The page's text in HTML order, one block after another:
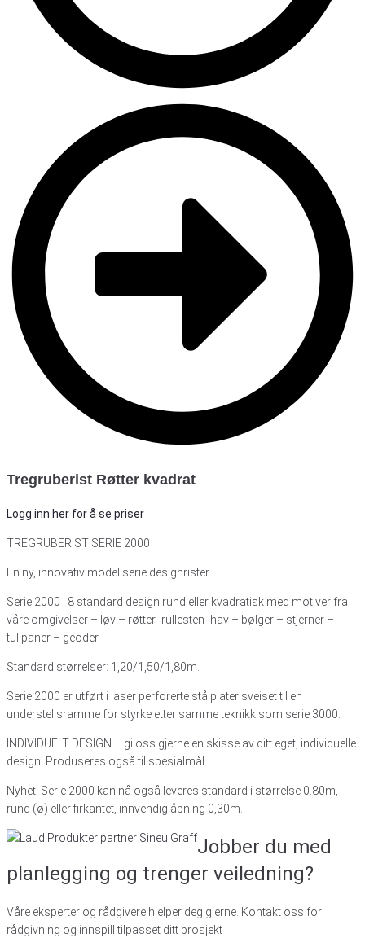
Tregruberist Røtter kvadrat
Logg inn her for å se priser
TREGRUBERIST SERIE 2000
En ny, innovativ modellserie designrister.
Serie 2000 i 8 standard design rund eller kvadratisk med motiver fra
våre omgivelser – løv – røtter -rullesten -hav – bølger – stjerner –
tulipaner – geoder.
Standard størrelser: 1,20/1,50/1,80m.
Serie 2000 er utført i laser perforerte stålplater sveiset til en
understellsramme for styrke etter samme teknikk som serie 3000.
INDIVIDUELT DESIGN – gi oss gjerne en skisse av ditt eget, individuelle
design. Produseres også til spesialmål.
Nyhet: Serie 2000 kan nå også leveres standard i størrelse 0.80m,
rund (ø) eller firkantet, innvendig åpning 0,30m.
Jobber du med
planlegging og trenger veiledning?
Våre eksperter og rådgivere hjelper deg gjerne. Kontakt oss for
rådgivning og innspill tilpasset ditt prosjekt